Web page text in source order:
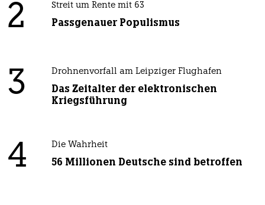
2 Streit um Rente mit 63
Passgenauer Populismus
3 Drohnenvorfall am Leipziger Flughafen
Das Zeitalter der elektronischen
Kriegsführung
4 Die Wahrheit
56 Millionen Deutsche sind betroffen